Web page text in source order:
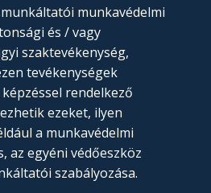
munkavédelmi
és / vagy
szaktevékenység,
tevékenységek
rendelkező
ezeket, ilyen
a munkavédelmi
az egyéni védőeszköz
szabályozása.